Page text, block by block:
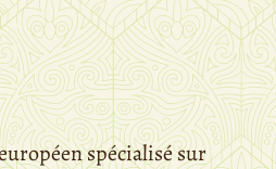
spécialisé sur